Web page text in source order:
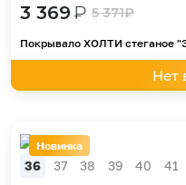
3 369₽ 5 371₽
Покрывало ХОЛТИ стеганое
Нет
Новинка
36 37 38 39 40 41